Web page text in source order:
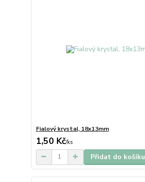
Fialový krystal, 18x13mm
1,50 Kč/ks
Přidat do košíku